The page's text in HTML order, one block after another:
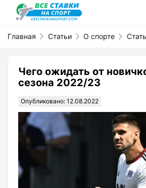
Главная Статьи О спорте
Чего ожидать от
сезона 2022/23
Опубликовано: 12.08.2022